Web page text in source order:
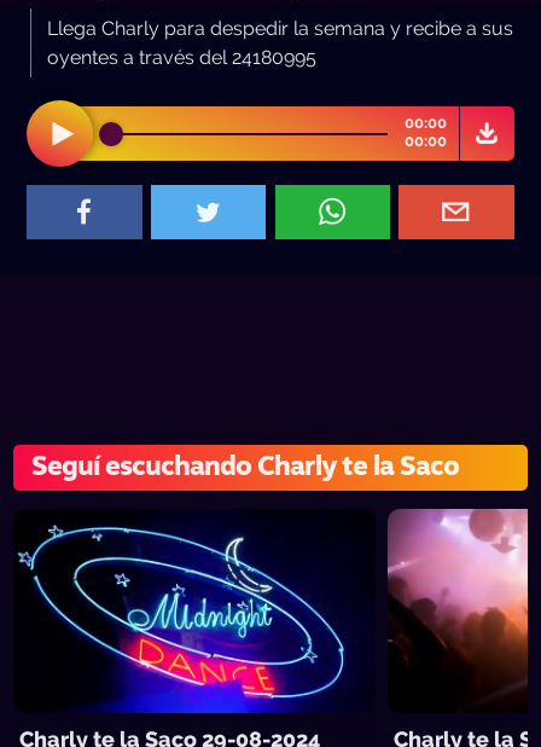
Llega Charly para despedir la semana y recibe a sus
oyentes a través del 24180995
00:00
00:00
Seguí escuchando Charly te la Saco
Charly te la Saco 29-08-2024 Charly te la